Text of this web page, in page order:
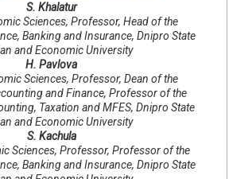
S. Khalatur
Sciences, Рrofessor, Head of the
Banking and Insurance, Dnipro State
and Economic University
H. Pavlova
Sciences, Professor, Dean of the
and Finance, Professor of the
Taxation and MFES, Dnipro State
and Economic University
S. Kachula
Sciences, Professor, Professor of the
Banking and Insurance, Dnipro State